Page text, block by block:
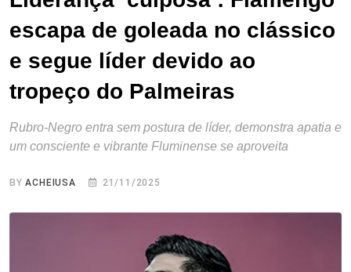
escapa de goleada no clássico
e segue líder devido ao
tropeço do Palmeiras
Rubro-Negro entra sem postura de líder, demonstra apatia e
um consciente e vibrante Fluminense se aproveita
BYACHEIUSA 21/11/2025